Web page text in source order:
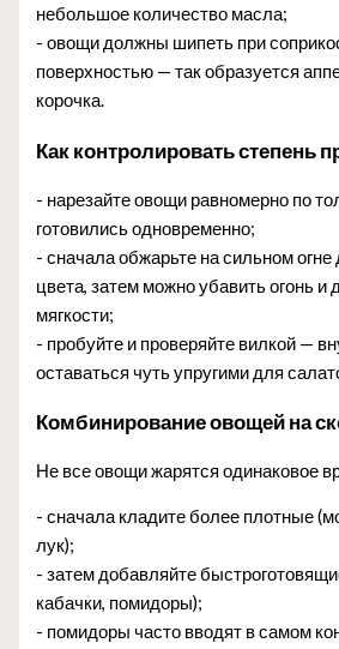
небольшое количество масла;
- овощи должны шипеть при
поверхностью — так образуется
корочка.
Как контролировать степень
- нарезайте овощи равномерно по
готовились одновременно;
- сначала обжарьте на сильном огне
цвета, затем можно убавить огонь и
мягкости;
- пробуйте и проверяйте вилкой —
оставаться чуть упругими для
Комбинирование овощей на
Не все овощи жарятся одинаковое
- сначала кладите более плотные
лук);
- затем добавляйте
кабачки, помидоры);
- помидоры часто вводят в самом